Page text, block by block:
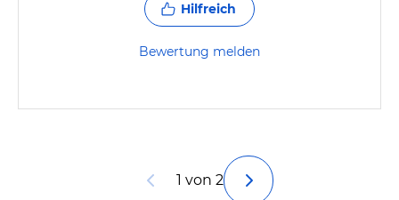
Hilfreich
Bewertung melden
1 von 2